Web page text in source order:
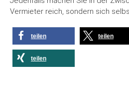
Vermieter reich, sondern sich
teilen teilen
teilen